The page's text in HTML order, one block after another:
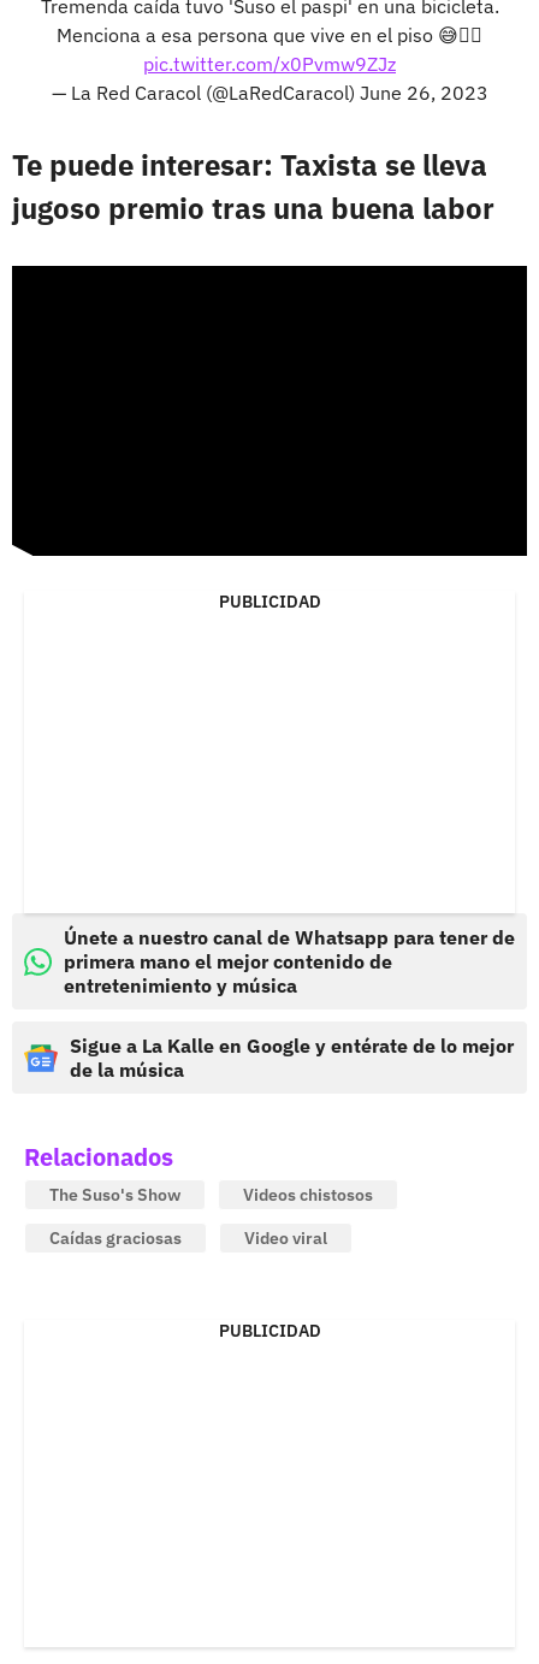
Tremenda caída tuvo 'Suso el paspi' en una bicicleta.
Menciona a esa persona que vive en el piso 😅👇🏻
pic.twitter.com/x0Pvmw9ZJz
— La Red Caracol (@LaRedCaracol) June 26, 2023
Te puede interesar: Taxista se lleva
jugoso premio tras una buena labor
PUBLICIDAD
Únete a nuestro canal de Whatsapp para tener de
primera mano el mejor contenido de
entretenimiento y música
Sigue a La Kalle en Google y entérate de lo mejor
de la música
Relacionados
The Suso's Show
Videos chistosos
Caídas graciosas
Video viral
PUBLICIDAD